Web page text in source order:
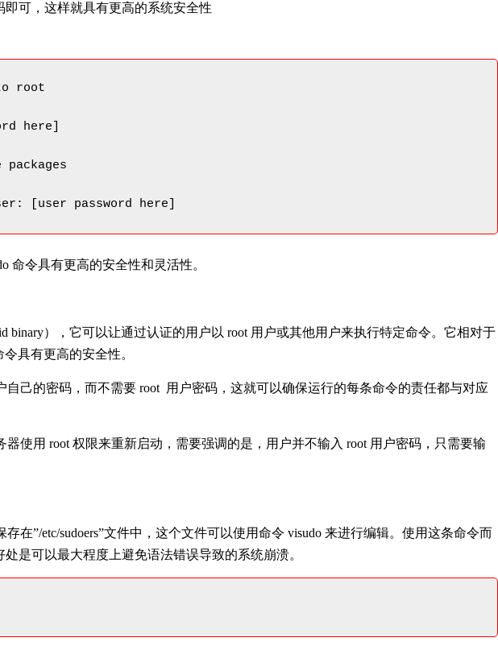
可，这样就具有更高的系统安全性
root
here]
[user password here]
命令具有更高的安全性和灵活性。
binary），它可以让通过认证的用户以 root 用户或其他用户来执行特定命令。它相对于
具有更高的安全性。
自己的密码，而不需要 root 用户密码，这就可以确保运行的每条命令的责任都与对应
器使用 root 权限来重新启动，需要强调的是，用户并不输入 root 用户密码，只需要输
在”/etc/sudoers”文件中，这个文件可以使用命令 visudo 来进行编辑。使用这条命令而
是可以最大程度上避免语法错误导致的系统崩溃。